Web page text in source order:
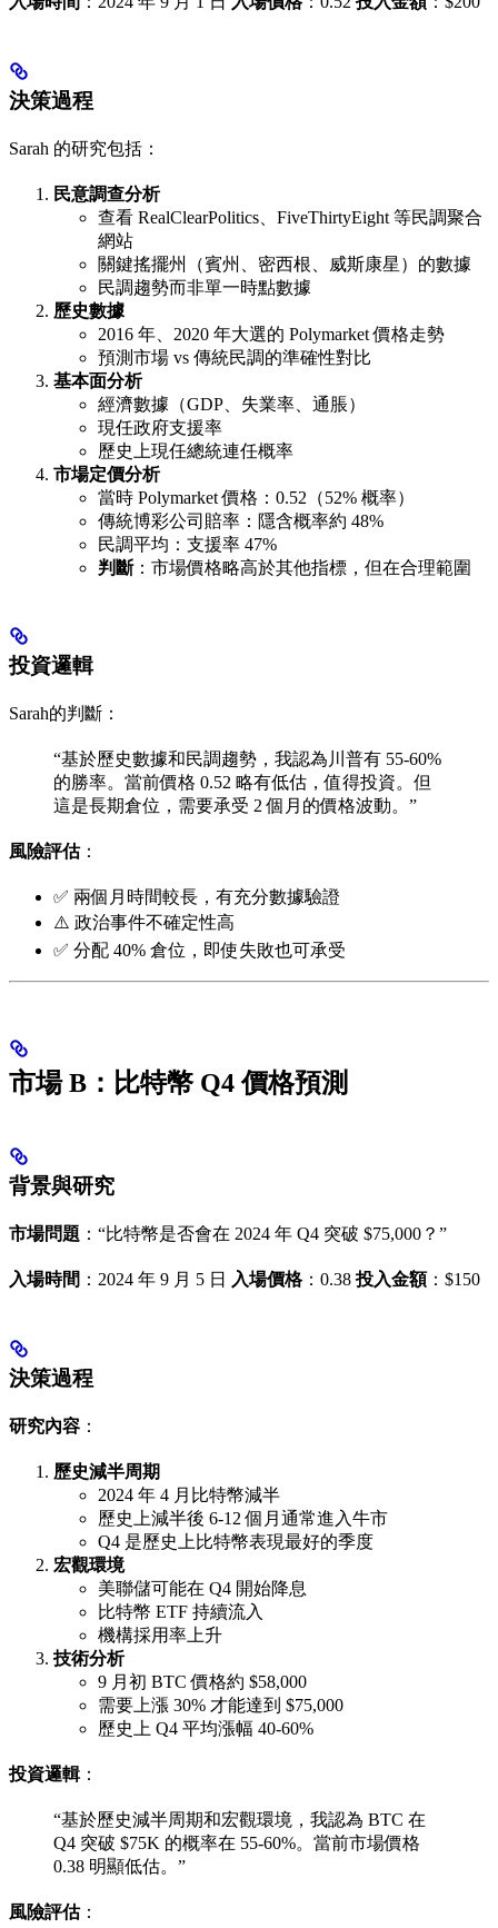
決策過程
Sarah 的研究包括：
民意調查分析
查看 RealClearPolitics、FiveThirtyEight 等民調聚合
網站
關鍵搖擺州（賓州、密西根、威斯康星）的數據
民調趨勢而非單一時點數據
歷史數據
2016 年、2020 年大選的 Polymarket 價格走勢
預測市場 vs 傳統民調的準確性對比
基本面分析
經濟數據（GDP、失業率、通脹）
現任政府支援率
歷史上現任總統連任概率
市場定價分析
當時 Polymarket 價格：0.52（52% 概率）
傳統博彩公司賠率：隱含概率約 48%
民調平均：支援率 47%
判斷：市場價格略高於其他指標，但在合理範圍
投資邏輯
Sarah的判斷：
“基於歷史數據和民調趨勢，我認為川普有 55-60%
的勝率。當前價格 0.52 略有低估，值得投資。但
這是長期倉位，需要承受 2 個月的價格波動。”
風險評估：
✅ 兩個月時間較長，有充分數據驗證
⚠️ 政治事件不確定性高
✅ 分配 40% 倉位，即使失敗也可承受
市場 B：比特幣 Q4 價格預測
背景與研究
市場問題 ：“比特幣是否會在 2024 年 Q4 突破 $75,000？”
入場時間 ：2024 年 9 月 5 日 入場價格：0.38投入金額：$150
決策過程
研究內容 ：
歷史減半周期
2024 年 4 月比特幣減半
歷史上減半後 6-12 個月通常進入牛市
Q4 是歷史上比特幣表現最好的季度
宏觀環境
美聯儲可能在 Q4 開始降息
比特幣 ETF 持續流入
機構採用率上升
技術分析
9 月初 BTC 價格約 $58,000
需要上漲 30% 才能達到 $75,000
歷史上 Q4 平均漲幅 40-60%
投資邏輯：
“基於歷史減半周期和宏觀環境，我認為 BTC 在
Q4 突破 $75K 的概率在 55-60%。當前市場價格
0.38 明顯低估。”
風險評估：